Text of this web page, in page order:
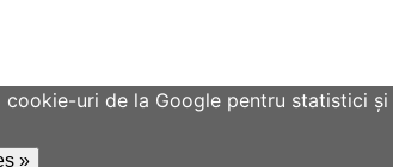
uri de la Google pentru statistici
»